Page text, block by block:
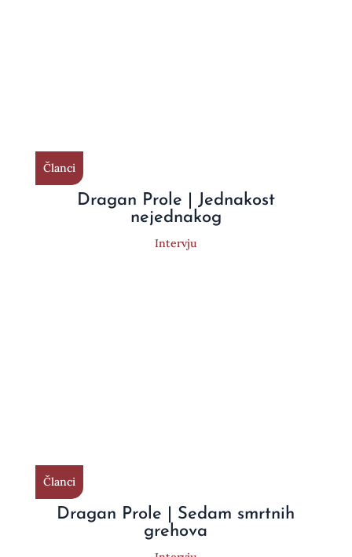
Članci
Dragan Prole | Jednakost
nejednakog
Intervju
Članci
Dragan Prole | Sedam smrtnih
grehova